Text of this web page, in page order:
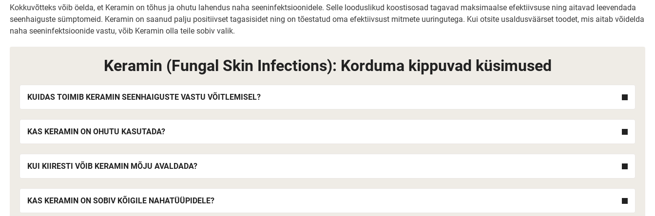
Kokkuvõtteks võib öelda, et Keramin on tõhus ja ohutu lahendus naha seeninfektsioonidele. Selle looduslikud koostisosad tagavad maksimaalse efektiivsuse ning aitavad leevendada
seenhaiguste sümptomeid. Keramin on saanud palju positiivset tagasisidet ning on tõestatud oma efektiivsust mitmete uuringutega. Kui otsite usaldusväärset toodet, mis aitab võidelda
naha seeninfektsioonide vastu, võib Keramin olla teile sobiv valik.
Keramin (Fungal Skin Infections): Korduma kippuvad küsimused
KUIDAS TOIMIB KERAMIN SEENHAIGUSTE VASTU VÕITLEMISEL?
KAS KERAMIN ON OHUTU KASUTADA?
KUI KIIRESTI VÕIB KERAMIN MÕJU AVALDADA?
KAS KERAMIN ON SOBIV KÕIGILE NAHATÜÜPIDELE?